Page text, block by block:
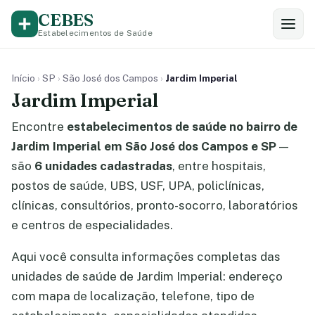
CEBES
Estabelecimentos de Saúde
Início › SP › São José dos Campos › Jardim Imperial
Jardim Imperial
Encontre estabelecimentos de saúde no bairro de
Jardim Imperial em São José dos Campos e SP —
são 6 unidades cadastradas, entre hospitais,
postos de saúde, UBS, USF, UPA, policlínicas,
clínicas, consultórios, pronto-socorro, laboratórios
e centros de especialidades.
Aqui você consulta informações completas das
unidades de saúde de Jardim Imperial: endereço
com mapa de localização, telefone, tipo de